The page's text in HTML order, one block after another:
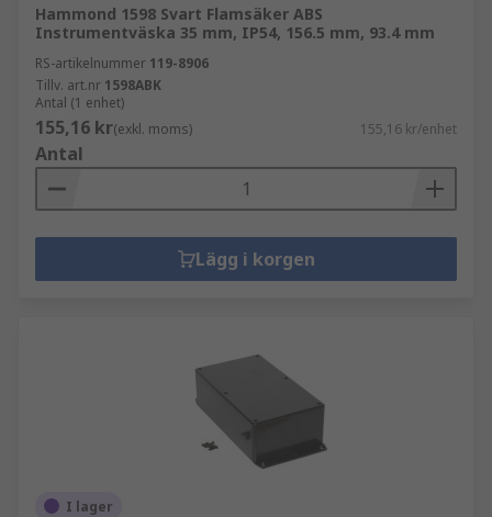
Hammond 1598 Svart Flamsäker ABS
Instrumentväska 35 mm, IP54, 156.5 mm, 93.4 mm
RS-artikelnummer 119-8906
Tillv. art.nr 1598ABK
Antal (1 enhet)
155,16 kr(exkl. moms) 155,16 kr/enhet
Antal
Lägg i korgen
I lager